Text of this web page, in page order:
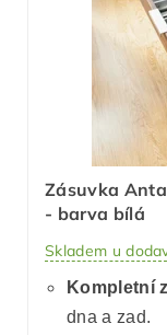
Zásuvka
- barva bílá
Skladem u
Kompletní
dna a zad.